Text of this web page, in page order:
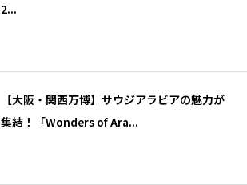
2...
【大阪・関西万博】サウジアラビアの魅力が
集結！「Wonders of Ara...